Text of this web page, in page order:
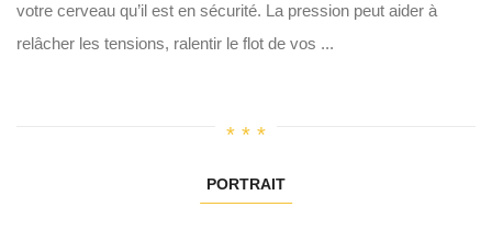
votre cerveau qu’il est en sécurité. La pression peut aider à
relâcher les tensions, ralentir le flot de vos ...
PORTRAIT